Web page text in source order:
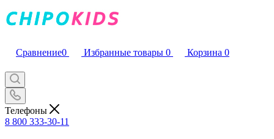
Сравнение0 Избранные товары 0 Корзина 0
Телефоны
8 800 333-30-11